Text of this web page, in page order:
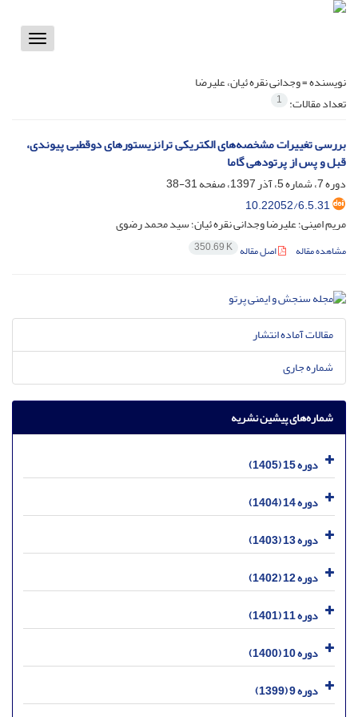
Toggle
نویسنده =وجدانی نقره ئیان، علیرضا
تعداد مقالات: 1
بررسی تغییرات مشخصه‌های الکتریکی ترانزیستورهای دوقطبی پیوندی،
قبل و پس از پرتودهی گاما
دوره 7، شماره 5، آذر 1397، صفحه
31-38
10.22052/6.5.31
مریم امینی؛ علیرضا وجدانی نقره ئیان؛ سید محمد رضوی
مشاهده مقاله اصل مقاله 350.69 K
مقالات آماده انتشار
شماره جاری
شماره‌های پیشین نشریه
دوره 15 (1405)
دوره 14 (1404)
دوره 13 (1403)
دوره 12 (1402)
دوره 11 (1401)
دوره 10 (1400)
دوره 9 (1399)